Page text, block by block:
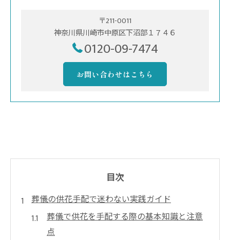
〒211-0011
神奈川県川崎市中原区下沼部１７４６
0120-09-7474
お問い合わせはこちら
目次
葬儀の供花手配で迷わない実践ガイド
葬儀で供花を手配する際の基本知識と注意
点